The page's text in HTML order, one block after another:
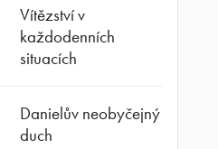
Vítězství v
každodenních
situacích
Danielův neobyčejný
duch